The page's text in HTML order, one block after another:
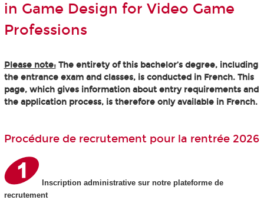
in Game Design for Video Game
Professions
Please note:The entirety of this bachelor’s degree, including
the entrance exam and classes, is conducted in French. This
page, which gives information about entry requirements and
the application process, is therefore only available in French.
Procédure de recrutement pour la rentrée 2026
Inscription administrative sur notre plateforme de
recrutement